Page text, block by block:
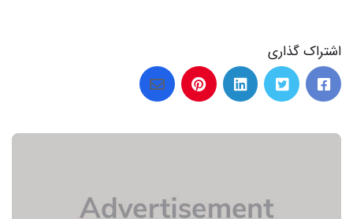
اشتراک گذاری